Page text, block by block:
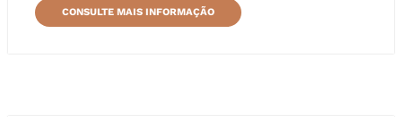
CONSULTE MAIS INFORMAÇÃO